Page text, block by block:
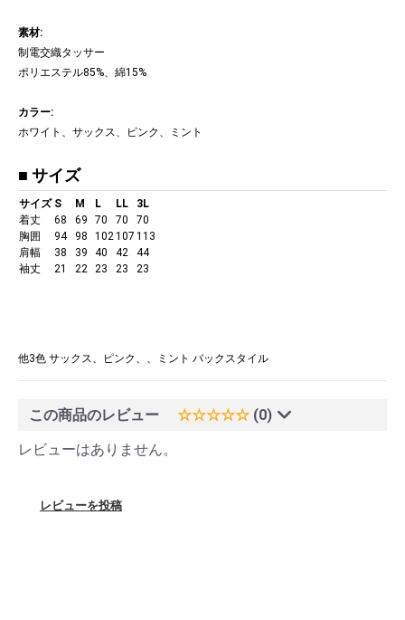
素材:
制電交織タッサー
ポリエステル85%、綿15%
カラー:
ホワイト、サックス、ピンク、ミント
■ サイズ
サイズ S M L LL
3L
着丈
68 69 70 70
70
胸囲
94 98 102107 113
肩幅
38 39 40 42
44
袖丈
21 22 23 23 23
他3色 サックス、ピンク、、ミント バックスタイル
この商品のレビュー ☆☆☆☆☆ (0)
レビューはありません。
レビューを投稿